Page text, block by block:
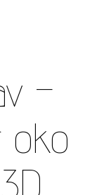
–
oko